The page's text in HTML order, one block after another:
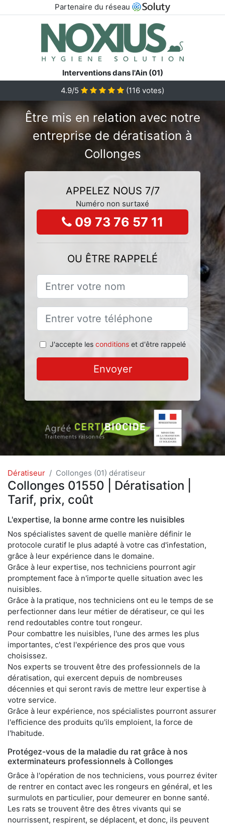
Partenaire du réseau
Interventions dans l'Ain (01)
4.9/5
(116 votes)
Être mis en relation avec notre
entreprise de dératisation à
Collonges
APPELEZ NOUS 7/7
Numéro non surtaxé
09 73 76 57 11
OU ÊTRE RAPPELÉ
J'accepte les conditionset d'être rappelé
Envoyer
Dératiseur Collonges (01) dératiseur
Collonges 01550 | Dératisation |
Tarif, prix, coût
L'expertise, la bonne arme contre les nuisibles
Nos spécialistes savent de quelle manière définir le
protocole curatif le plus adapté à votre cas d'infestation,
grâce à leur expérience dans le domaine.
Grâce à leur expertise, nos techniciens pourront agir
promptement face à n'importe quelle situation avec les
nuisibles.
Grâce à la pratique, nos techniciens ont eu le temps de se
perfectionner dans leur métier de dératiseur, ce qui les
rend redoutables contre tout rongeur.
Pour combattre les nuisibles, l'une des armes les plus
importantes, c'est l'expérience des pros que vous
choisissez.
Nos experts se trouvent être des professionnels de la
dératisation, qui exercent depuis de nombreuses
décennies et qui seront ravis de mettre leur expertise à
votre service.
Grâce à leur expérience, nos spécialistes pourront assurer
l'efficience des produits qu'ils emploient, la force de
l'habitude.
Protégez-vous de la maladie du rat grâce à nos
exterminateurs professionnels à Collonges
Grâce à l'opération de nos techniciens, vous pourrez éviter
de rentrer en contact avec les rongeurs en général, et les
surmulots en particulier, pour demeurer en bonne santé.
Les rats se trouvent être des êtres vivants qui se
nourrissent, respirent, se déplacent, et donc, ils peuvent